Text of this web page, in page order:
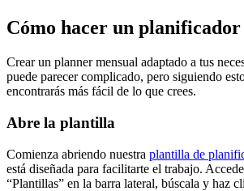
Cómo hacer un planificador
Crear un planner mensual adaptado a tus
puede parecer complicado, pero siguiendo
encontrarás más fácil de lo que crees.
Abre la plantilla
Comienza abriendo nuestra plantilla de
está diseñada para facilitarte el trabajo.
“Plantillas” en la barra lateral, búscala y haz